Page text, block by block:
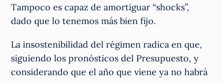
Tampoco es capaz de amortiguar “shocks”,
dado que lo tenemos más bien fijo.
La insostenibilidad del régimen radica en que,
siguiendo los pronósticos del Presupuesto, y
considerando que el año que viene ya no habrá